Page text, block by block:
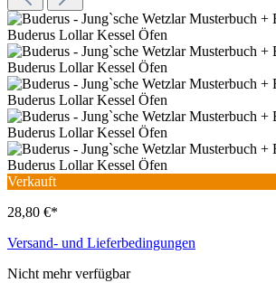
Verkauft
28,80 €*
Versand- und Lieferbedingungen
Nicht mehr verfügbar